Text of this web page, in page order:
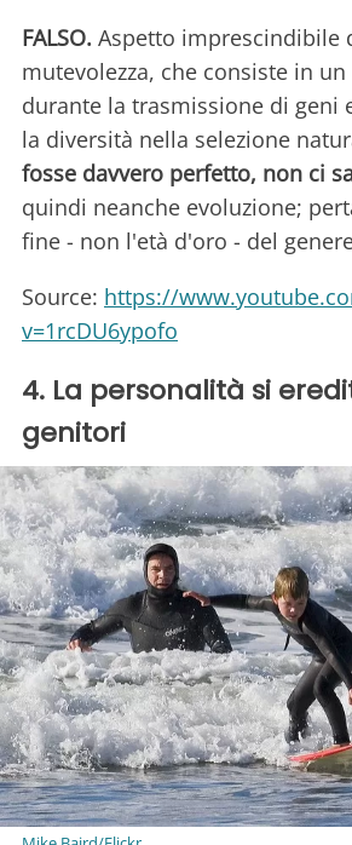
FALSO. Aspetto imprescindibile
mutevolezza, che consiste in
durante la trasmissione di geni
la diversità nella selezione
fosse davvero perfetto, non ci
quindi neanche evoluzione;
fine - non l'età d'oro - del
Source: https://
v=1rcDU6ypofo
4. La personalità si
genitori